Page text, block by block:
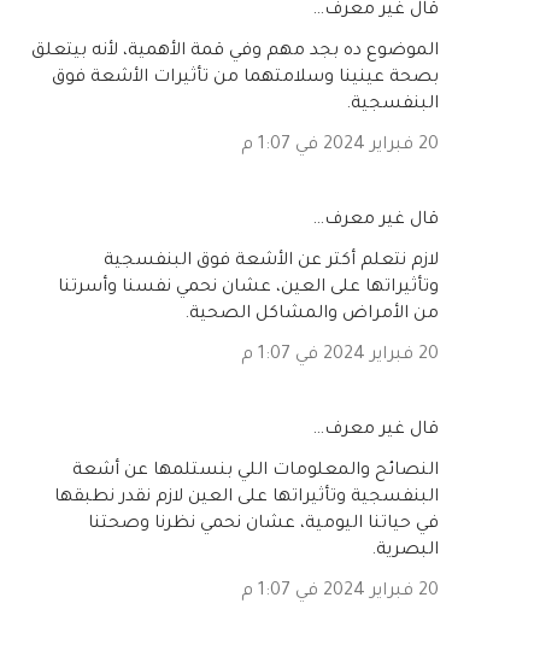
‏قال غير معرف…
الموضوع ده بجد مهم وفي قمة الأهمية، لأنه بيتعلق
بصحة عينينا وسلامتهما من تأثيرات الأشعة فوق
البنفسجية.
20 فبراير 2024 في 1:07 م
‏قال غير معرف…
لازم نتعلم أكتر عن الأشعة فوق البنفسجية
وتأثيراتها على العين، عشان نحمي نفسنا وأسرتنا
من الأمراض والمشاكل الصحية.
20 فبراير 2024 في 1:07 م
‏قال غير معرف…
النصائح والمعلومات اللي بنستلمها عن أشعة
البنفسجية وتأثيراتها على العين لازم نقدر نطبقها
في حياتنا اليومية، عشان نحمي نظرنا وصحتنا
البصرية.
20 فبراير 2024 في 1:07 م